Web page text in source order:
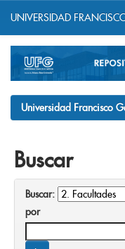
navigation
UNIVERSIDAD
Universidad Francisco
Buscar
Buscar:
por